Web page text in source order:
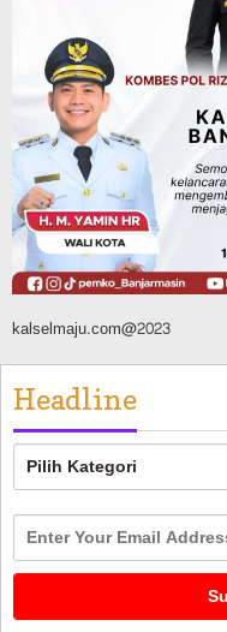
Headline
Panaskan
FPTI
Kalsel
Agustus 8, 2026
kalselmaju.com@2023
Headline
Headline